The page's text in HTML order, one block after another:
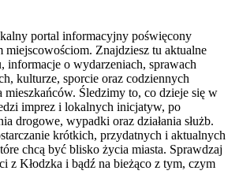
portal informacyjny poświęcony
Znajdziesz tu aktualne
informacje o wydarzeniach, sprawach
kulturze, sporcie oraz codziennych
mieszkańców. Śledzimy to, co dzieje się w
imprez i lokalnych inicjatyw, po
drogowe, wypadki oraz działania służb.
krótkich, przydatnych i aktualnych
chcą być blisko życia miasta. Sprawdzaj
z Kłodzka i bądź na bieżąco z tym, czym